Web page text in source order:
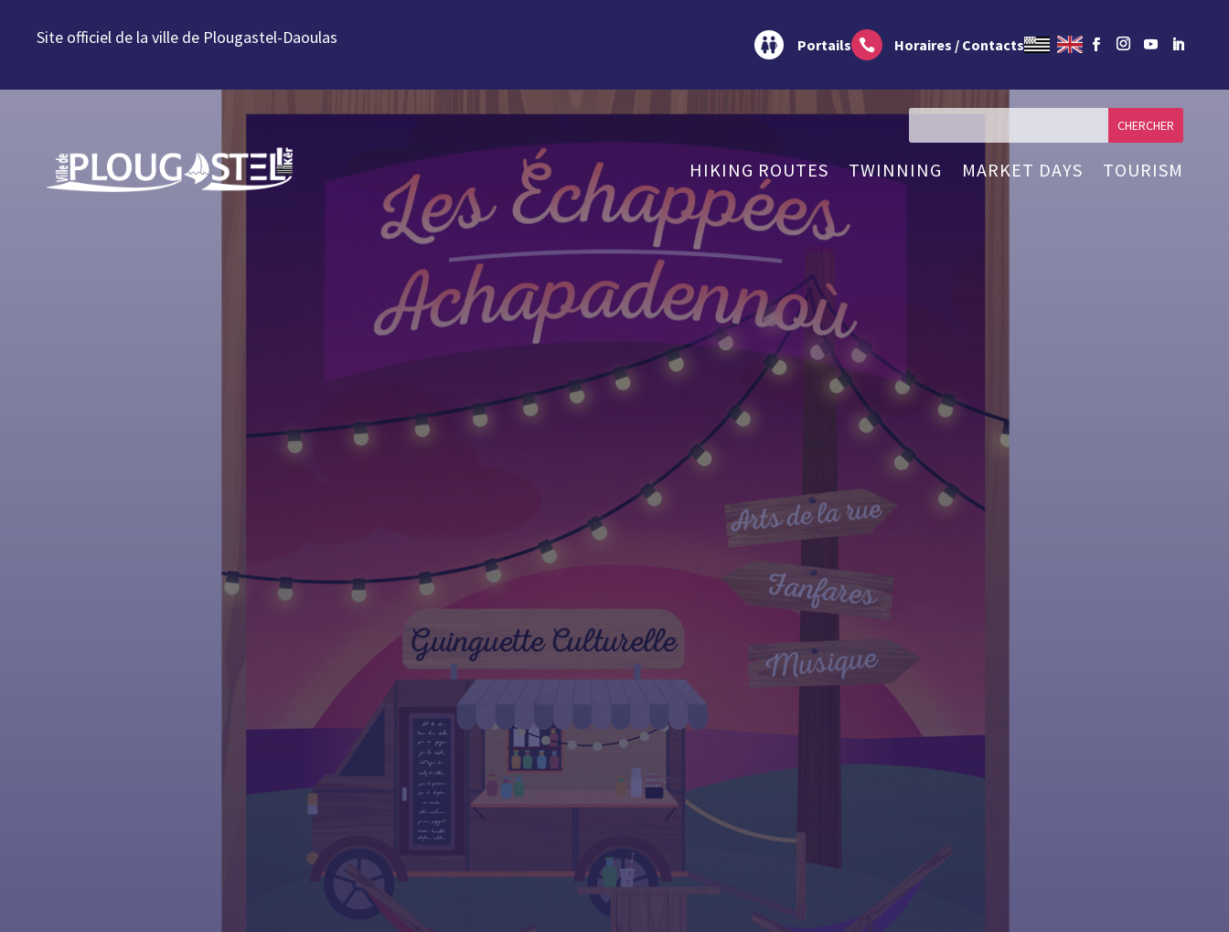
Aller à la navigation
Site officiel de la ville de Plougastel-Daoulas Portails  Horaires / Contacts
HIKING ROUTES TWINNING MARKET DAYS TOURISM